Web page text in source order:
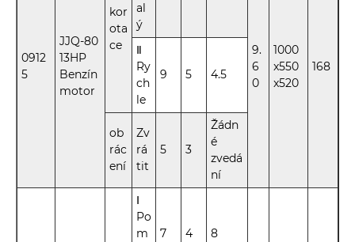
0912
5
JJQ-80
13HP
Benzín
motor
kor
ota
ce
al
ý
9.
6
0
1000
x550
x520
168
Ⅱ
Ry
ch
le
9 5 4.5
ob
rác
ení
Zv
rá
tit
5 3
Žádn
é
zvedá
ní
Ⅰ
Po
m
7 4 8